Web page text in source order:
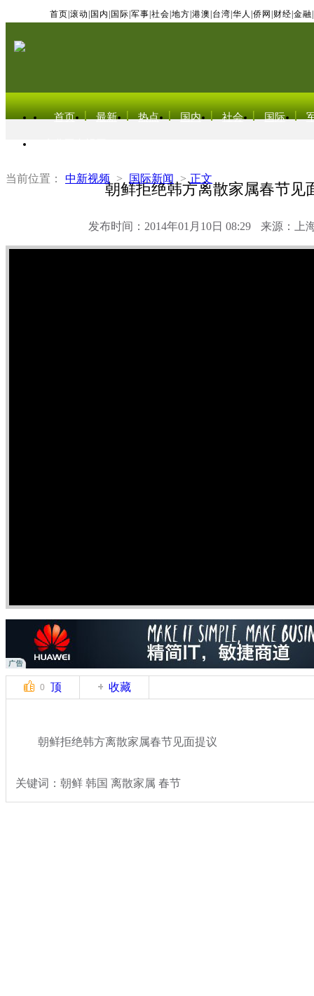
首页 滚动 国内 国际 军事 社会 地方 港澳 台湾 华人 侨网 财经 金融
首页 最新 热点 国内 社会 国际
当前位置： 中新视频 > 国际新闻 > 正文
朝鲜拒绝韩方离散家属春节见
发布时间：2014年01月10日 08:29 来源：上
0 顶 收藏
朝鲜拒绝韩方离散家属春节见面提议
关键词：朝鲜 韩国 离散家属 春节